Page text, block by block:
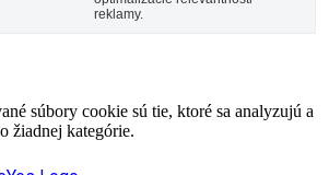
reklamy.
súbory cookie sú tie, ktoré sa analyzujú a
žiadnej kategórie.